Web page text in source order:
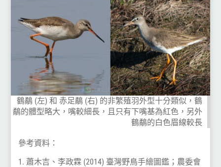
鶴鷸 (左) 和 赤足鷸 (右) 的非繁殖羽外型十分類似，鶴
鷸的體型略大，嘴較細長，且只有下嘴基為紅色，另外
鶴鷸的白色眉線較長
參考資料：
1. 蕭木吉、李政霖 (2014) 臺灣野鳥手繪圖鑑；農委會